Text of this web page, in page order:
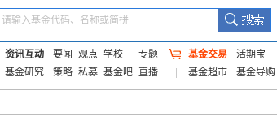
请输入基金代码、名称或简拼
资讯互动 要闻 观点 学校
专题
基金研究
策略 私募 基金吧 直播
基金交易 活期宝
基金超市
基金导购